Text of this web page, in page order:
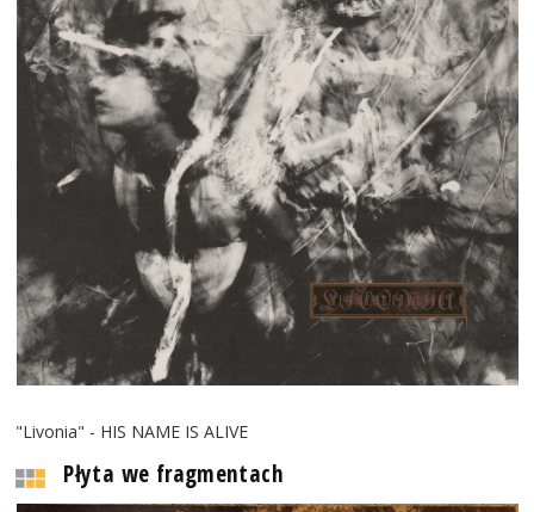
"Livonia" - HIS NAME IS ALIVE
Płyta we fragmentach